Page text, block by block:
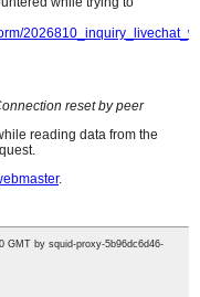
અને
પાવર સપ્લાયના
માટે 50Hz (± 1)
વોલ્ટેજ અપનાવે છે.
સાઇટ પર સેવાઓ:
જેમ કે
સહાયક સાધનો